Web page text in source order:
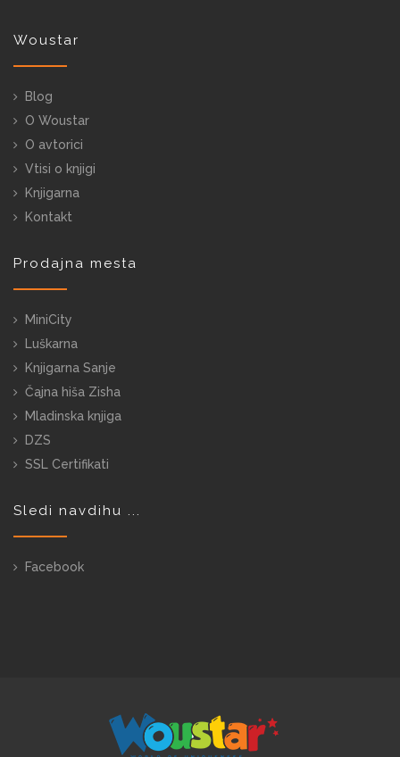
Woustar
Blog
O Woustar
O avtorici
Vtisi o knjigi
Knjigarna
Kontakt
Prodajna mesta
MiniCity
Luškarna
Knjigarna Sanje
Čajna hiša Zisha
Mladinska knjiga
DZS
SSL Certifikati
Sledi navdihu ...
Facebook